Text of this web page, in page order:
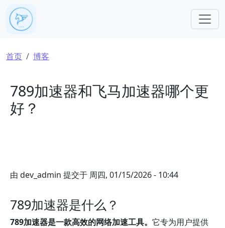
跳转到主要内容
面包屑
首页 博客
789加速器和飞马加速器哪个更
好？
由 dev_admin 提交于 周四, 01/15/2026 - 10:44
789加速器是什么？
789加速器是一款高效的网络加速工具。 它专为用户提供